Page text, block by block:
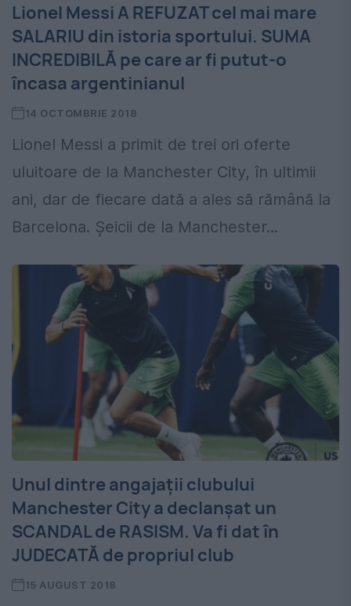
Lionel Messi A REFUZAT cel mai mare
SALARIU din istoria sportului. SUMA
INCREDIBILĂ pe care ar fi putut-o
încasa argentinianul
14 OCTOMBRIE 2018
Lionel Messi a primit de trei ori oferte
uluitoare de la Manchester City, în ultimii
ani, dar de fiecare dată a ales să rămână la
Barcelona. Șeicii de la Manchester...
Unul dintre angajații clubului
Manchester City a declanșat un
SCANDAL de RASISM. Va fi dat în
JUDECATĂ de propriul club
15 AUGUST 2018